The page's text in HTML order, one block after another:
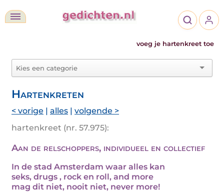
voeg je hartenkreet toe
Hartenkreten
< vorige | alles | volgende >
hartenkreet (nr. 57.975):
Aan de relschoppers, individueel en collectief
In de stad Amsterdam waar alles kan
seks, drugs , rock en roll, and more
mag dit niet, nooit niet, never more!